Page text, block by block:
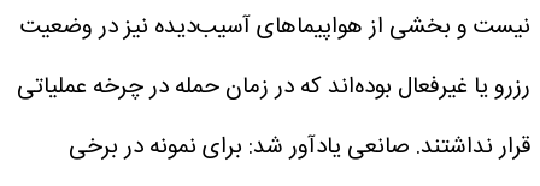
نیست و بخشی از هواپیماهای آسیب‌دیده نیز در وضعیت
رزرو یا غیرفعال بوده‌اند که در زمان حمله در چرخه عملیاتی
قرار نداشتند. صانعی یادآور شد: برای نمونه در برخی